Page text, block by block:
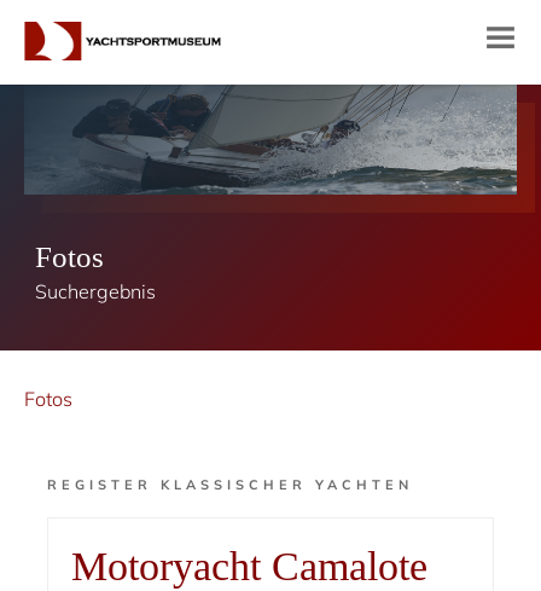
Fotos
Suchergebnis
Fotos
REGISTER KLASSISCHER YACHTEN
Motoryacht Camalote